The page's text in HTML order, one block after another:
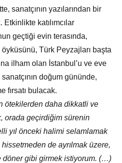
sanatçının yazılarından bir
katılımcılar
geçtiği evin terasında,
öyküsünü, Türk Peyzajları başta
ilham olan İstanbul’u ve eve
doğum gününde,
fırsatı bulacak.
ötekilerden daha dikkatli ve
orada geçirdiğim sürenin
yıl önceki halimi selamlamak
de ayrılmak üzere,
döner gibi girmek istiyorum. (…)